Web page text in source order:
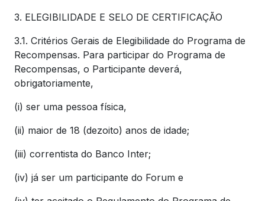
3. ELEGIBILIDADE E SELO DE CERTIFICAÇÃO
3.1. Critérios Gerais de Elegibilidade do Programa de
Recompensas. Para participar do Programa de
Recompensas, o Participante deverá,
obrigatoriamente,
(i) ser uma pessoa física,
(ii) maior de 18 (dezoito) anos de idade;
(iii) correntista do Banco Inter;
(iv) já ser um participante do Forum e